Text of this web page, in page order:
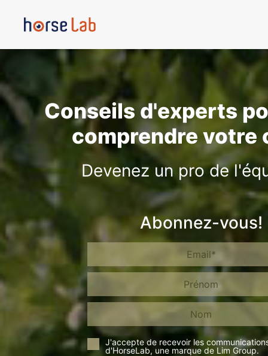
Conseils d'experts
comprendre votre
Devenez un pro de
Abonnez-vous!
J'accepte de recevoir les
d'HorseLab, une marque de Lim Group.